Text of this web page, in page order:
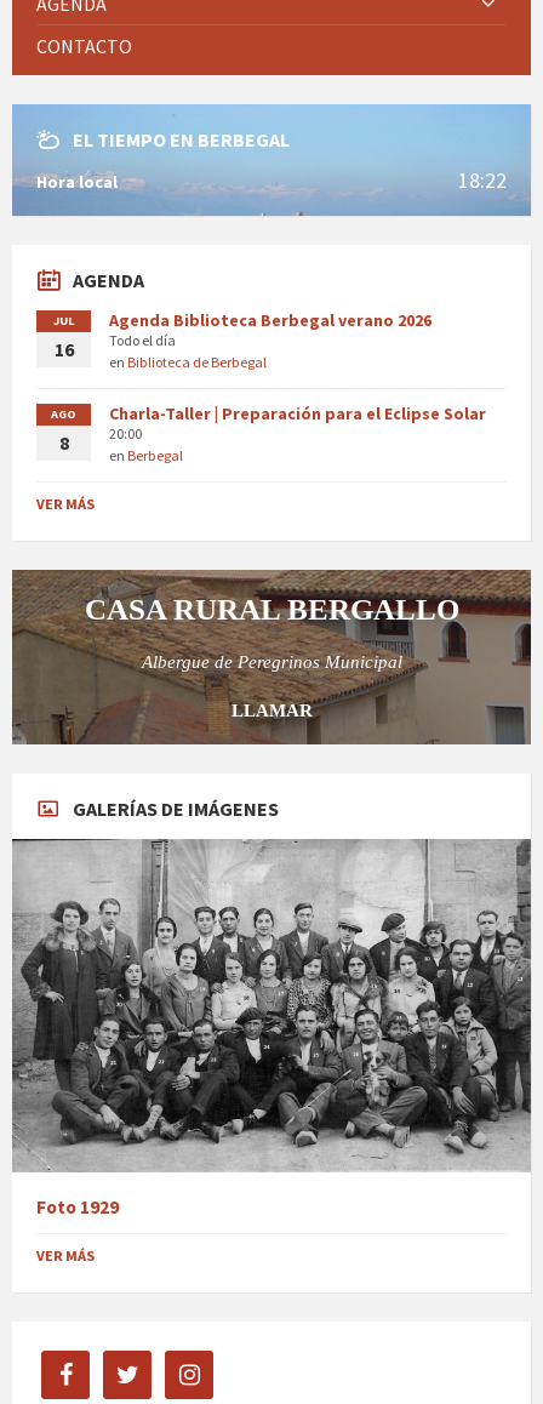
CONTACTO
EL TIEMPO EN BERBEGAL
Hora local 18:22
AGENDA
JUL
16
Agenda Biblioteca Berbegal verano 2026
Todo el día
en Biblioteca de Berbegal
AGO
8
Charla-Taller | Preparación para el Eclipse Solar
20:00
en Berbegal
VER MÁS
CASA RURAL BERGALLO
Albergue de Peregrinos Municipal
LLAMAR
GALERÍAS DE IMÁGENES
Foto 1929
VER MÁS
facebook twitter instagram